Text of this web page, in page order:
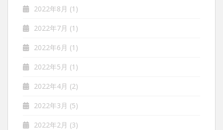
2022年8月 (1)
2022年7月 (1)
2022年6月 (1)
2022年5月 (1)
2022年4月 (2)
2022年3月 (5)
2022年2月 (3)